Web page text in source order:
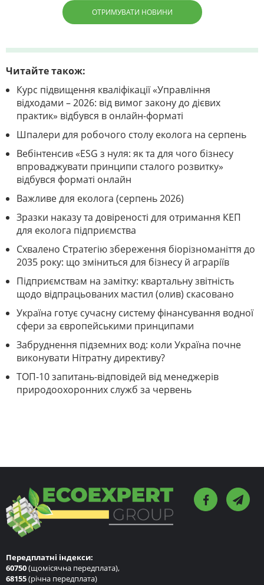
ОТРИМУВАТИ НОВИНИ
Читайте також:
Курс підвищення кваліфікації «Управління
відходами – 2026: від вимог закону до дієвих
практик» відбувся в онлайн-форматі
Шпалери для робочого столу еколога на серпень
Вебінтенсив «ESG з нуля: як та для чого бізнесу
впроваджувати принципи сталого розвитку»
відбувся форматі онлайн
Важливе для еколога (серпень 2026)
Зразки наказу та довіреності для отримання КЕП
для еколога підприємства
Схвалено Стратегію збереження біорізноманіття до
2035 року: що зміниться для бізнесу й аграріїв
Підприємствам на замітку: квартальну звітність
щодо відпрацьованих мастил (олив) скасовано
Україна готує сучасну систему фінансування водної
сфери за європейськими принципами
Забруднення підземних вод: коли Україна почне
виконувати Нітратну директиву?
ТОП-10 запитань-відповідей від менеджерів
природоохоронних служб за червень
Передплатні індекси:
60750(щомісячна передплата),
68155(річна передплата)